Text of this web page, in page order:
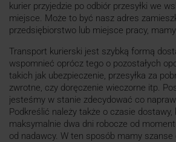
kurier przyjedzie po odbiór przesyłki we
miejsce. Może to być nasz adres
przedsiębiorstwo lub miejsce pracy,
Transport kurierski jest szybką formą
wspomnieć oprócz tego o pozostałych
takich jak ubezpieczenie, przesyłka za
zwrotne, czy doręczenie wieczorne itp.
jesteśmy w stanie zdecydować co
Podkreślić należy także o czasie
maksymalnie dwa dni robocze od
od nadawcy. W ten sposób mamy